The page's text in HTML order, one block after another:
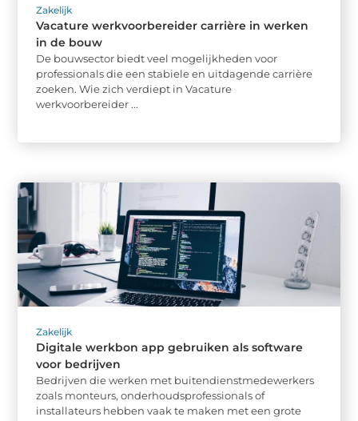
Zakelijk
Vacature werkvoorbereider carrière in werken
in de bouw
De bouwsector biedt veel mogelijkheden voor
professionals die een stabiele en uitdagende carrière
zoeken. Wie zich verdiept in Vacature
werkvoorbereider ...
Zakelijk
Digitale werkbon app gebruiken als software
voor bedrijven
Bedrijven die werken met buitendienstmedewerkers
zoals monteurs, onderhoudsprofessionals of
installateurs hebben vaak te maken met een grote